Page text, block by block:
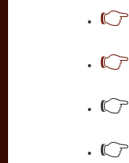
👉
👉
👉
👉